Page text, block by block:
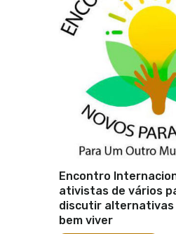
Encontro
ativistas de vários
discutir alternativas
bem viver